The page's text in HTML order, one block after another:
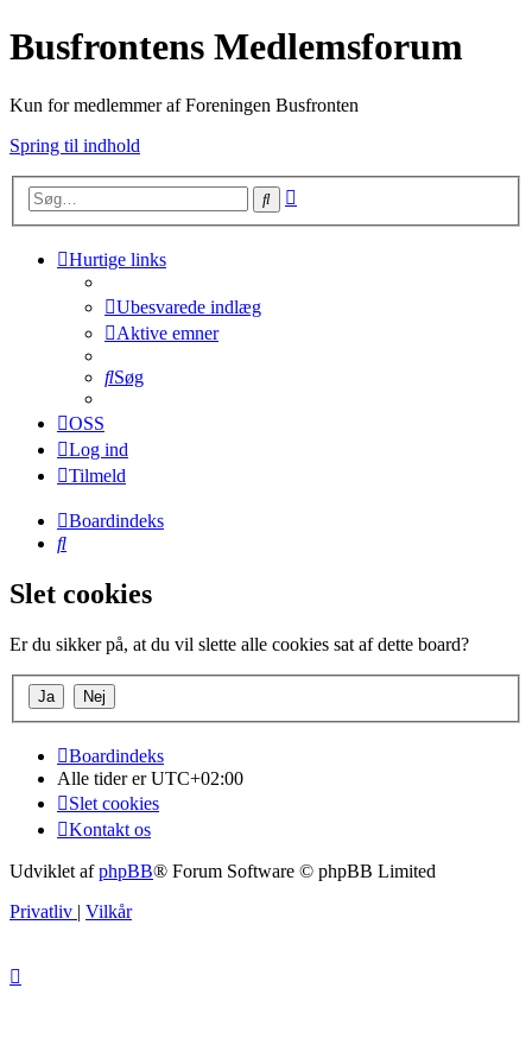
Busfrontens Medlemsforum
Kun for medlemmer af Foreningen Busfronten
Spring til indhold
Søg
Hurtige links
Ubesvarede indlæg
Aktive emner
Søg
OSS
Log ind
Tilmeld
Boardindeks
Søg
Slet cookies
Er du sikker på, at du vil slette alle cookies sat af dette board?
Boardindeks
Alle tider erUTC+02:00
Slet cookies
Kontakt os
Udviklet afphpBB® Forum Software © phpBB Limited
Privatliv | Vilkår